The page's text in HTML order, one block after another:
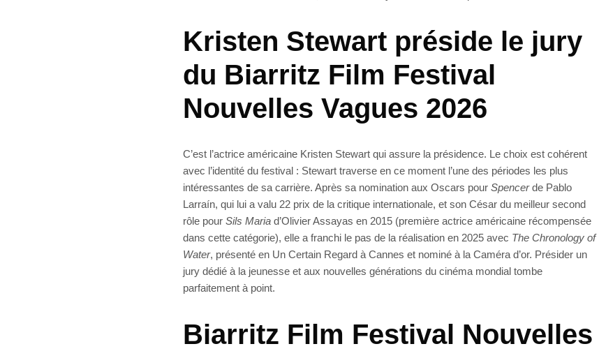
Kristen Stewart préside le jury
du Biarritz Film Festival
Nouvelles Vagues 2026
C’est l’actrice américaine Kristen Stewart qui assure la présidence. Le choix est cohérent
avec l’identité du festival : Stewart traverse en ce moment l’une des périodes les plus
intéressantes de sa carrière. Après sa nomination aux Oscars pour Spencerde Pablo
Larraín, qui lui a valu 22 prix de la critique internationale, et son César du meilleur second
rôle pour Sils Maria d’Olivier Assayas en 2015 (première actrice américaine récompensée
dans cette catégorie), elle a franchi le pas de la réalisation en 2025 avec The Chronology of
Water, présenté en Un Certain Regard à Cannes et nominé à la Caméra d’or. Présider un
jury dédié à la jeunesse et aux nouvelles générations du cinéma mondial tombe
parfaitement à point.
Biarritz Film Festival Nouvelles